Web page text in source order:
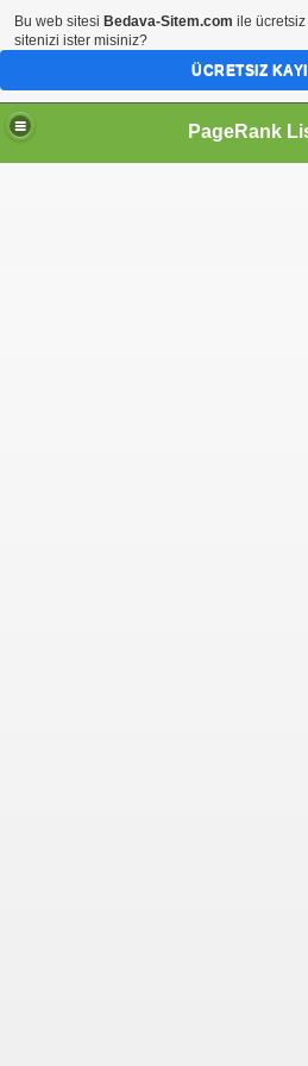
PageRank
Bu web sitesi Bedava-Sitem.com ile
sitenizi ister misiniz?
ÜCRETSIZ